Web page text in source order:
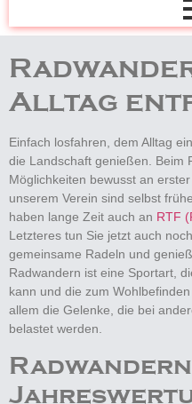
Alltag
Einfach losfahren, dem Alltag
die Landschaft genießen. Beim
Möglichkeiten bewusst an
unserem Verein sind selbst
haben lange Zeit auch an RTF
Letzteres tun Sie jetzt auch
gemeinsame Radeln und
Radwandern ist eine Sportart,
kann und die zum
allem die Gelenke, die bei
belastet werden.